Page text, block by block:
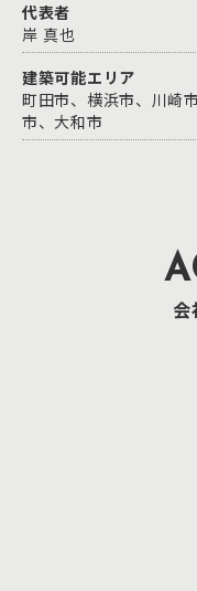
代表者
岸 真也
建築可能エリア
町田市、横浜市、川崎
市、大和市
会